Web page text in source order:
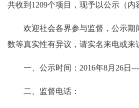
共收到1209个项目， 现予以公示（内
欢迎社会各界参与监督，公示期
数等真实性有异议，请实名来电或来
一、 公示时间：2016年8月 26日---
二、 监督电话 ：